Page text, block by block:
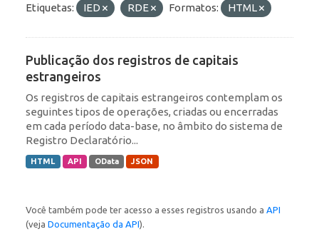
Etiquetas: IED RDE Formatos: HTML
Publicação dos registros de capitais
estrangeiros
Os registros de capitais estrangeiros contemplam os
seguintes tipos de operações, criadas ou encerradas
em cada período data-base, no âmbito do sistema de
Registro Declaratório...
HTML API OData JSON
Você também pode ter acesso a esses registros usando a API
(veja Documentação da API).